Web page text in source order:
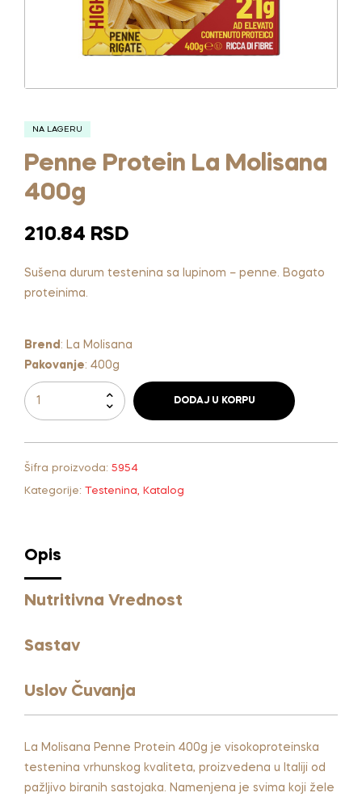
NA LAGERU
Penne Protein La Molisana
400g
210.84 RSD
Sušena durum testenina sa lupinom – penne. Bogato
proteinima.
Brend : La Molisana
Pakovanje: 400g
DODAJ U KORPU
A
e
r
t
v
Šifra proizvoda: 5954
Kategorije: Testenina, Katalog
Opis
Nutritivna Vrednost
Sastav
Uslov Čuvanja
La Molisana Penne Protein 400g je visokoproteinska
testenina vrhunskog kvaliteta, proizvedena u Italiji od
pažljivo biranih sastojaka. Namenjena je svima koji žele